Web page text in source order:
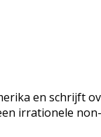
en schrijft
irrationele